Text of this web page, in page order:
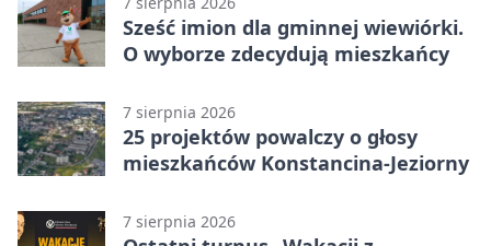
Sześć imion dla gminnej wiewiórki.
O wyborze zdecydują mieszkańcy
7 sierpnia 2026
25 projektów powalczy o głosy
mieszkańców Konstancina-Jeziorny
7 sierpnia 2026